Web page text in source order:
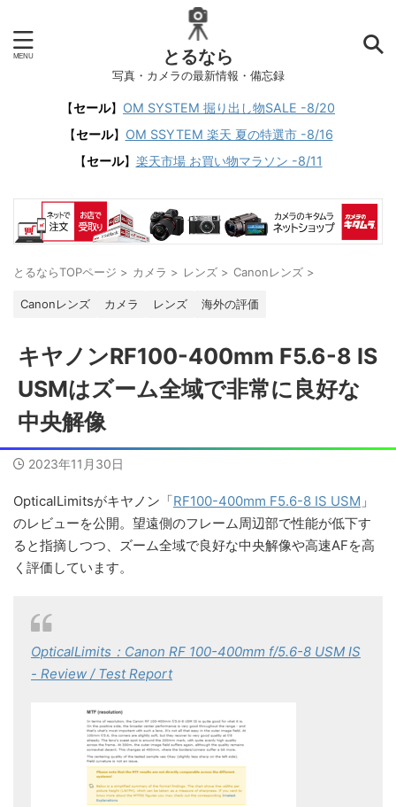
とるなら
写真・カメラの最新情報・備忘録
【セール】 OM SYSTEM 掘り出し物SALE -8/20
【セール】 OM SSYTEM 楽天 夏の特選市 -8/16
【セール】 楽天市場 お買い物マラソン -8/11
とるならTOPページ > カメラ > レンズ > Canonレンズ >
Canonレンズ カメラ レンズ 海外の評価
キヤノンRF100-400mm F5.6-8 IS
USMはズーム全域で非常に良好な
中央解像
2023年11月30日
OpticalLimitsがキヤノン「RF100-400mm F5.6-8 IS USM 」
のレビューを公開。望遠側のフレーム周辺部で性能が低下す
ると指摘しつつ、ズーム全域で良好な中央解像や高速AFを高
く評価しています。
OpticalLimits：Canon RF 100-400mm f/5.6-8 USM IS
- Review / Test Report